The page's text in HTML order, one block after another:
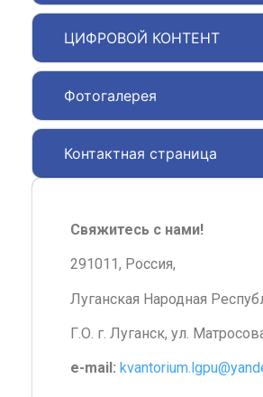
ЦИФРОВОЙ КОНТЕНТ
Фотогалерея
Контактная страница
Свяжитесь с нами!
291011, Россия,
Луганская Народная
Г.О. г. Луганск, ул.
e-mail: